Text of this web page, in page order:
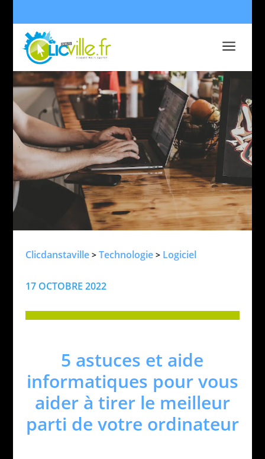
a
Clicdanstaville> Technologie> Logiciel
17 OCTOBRE 2022
5 astuces et aide
informatiques pour vous
aider à tirer le meilleur
parti de votre ordinateur